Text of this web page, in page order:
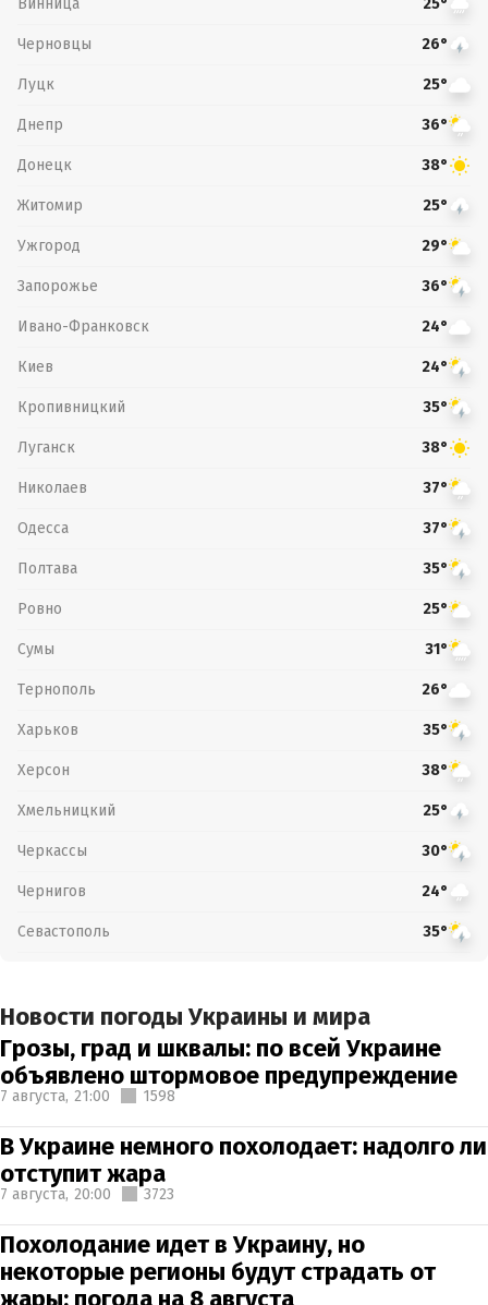
25°
Черновцы 26°
Луцк 25°
Днепр 36°
Донецк 38°
Житомир 25°
Ужгород 29°
Запорожье 36°
Ивано-Франковск 24°
Киев 24°
Кропивницкий 35°
Луганск 38°
Николаев 37°
Одесса 37°
Полтава 35°
Ровно 25°
Сумы 31°
Тернополь 26°
Харьков 35°
Херсон 38°
Хмельницкий 25°
Черкассы 30°
Чернигов 24°
Севастополь 35°
Новости погоды Украины и мира
Грозы, град и шквалы: по всей Украине
объявлено штормовое предупреждение
7 августа, 21:00 1598
В Украине немного похолодает: надолго ли
отступит жара
7 августа, 20:00 3723
Похолодание идет в Украину, но
некоторые регионы будут страдать от
жары: погода на 8 августа